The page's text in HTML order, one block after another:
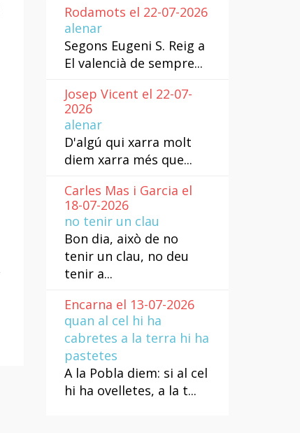
Rodamots el 22-07-2026
alenar
Segons Eugeni S. Reig a
El valencià de sempre...
Josep Vicent el 22-07-
2026
alenar
D'algú qui xarra molt
diem xarra més que...
Carles Mas i Garcia el
18-07-2026
no tenir un clau
Bon dia, això de no
tenir un clau, no deu
tenir a...
Encarna el 13-07-2026
quan al cel hi ha
cabretes a la terra hi ha
pastetes
A la Pobla diem: si al cel
hi ha ovelletes, a la t...